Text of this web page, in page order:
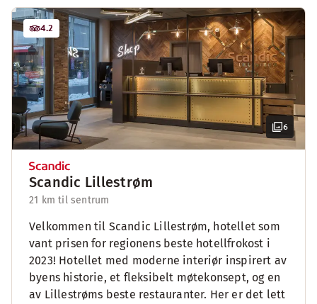
6
4.2
Scandic Lillestrøm
21 km til sentrum
Velkommen til Scandic Lillestrøm, hotellet som
vant prisen for regionens beste hotellfrokost i
2023! Hotellet med moderne interiør inspirert av
byens historie, et fleksibelt møtekonsept, og en
av Lillestrøms beste restauranter. Her er det lett